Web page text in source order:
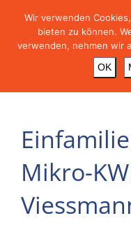
Mikro-
Wir verwenden
bieten zu können.
verwenden, nehmen wir
OK